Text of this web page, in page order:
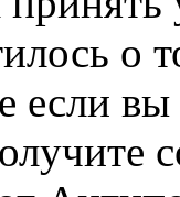
о
если вы